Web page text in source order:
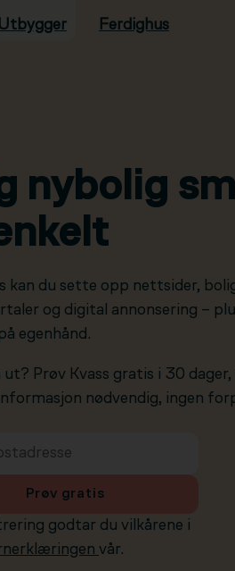
Utbygger Ferdighus
nybolig
kan du sette opp nettsider,
og digital annonsering –
egenhånd.
ut? Prøv Kvass gratis i 30 dager,
nødvendig, ingen
godtar du vilkårene i
vår.
Prøv gratis